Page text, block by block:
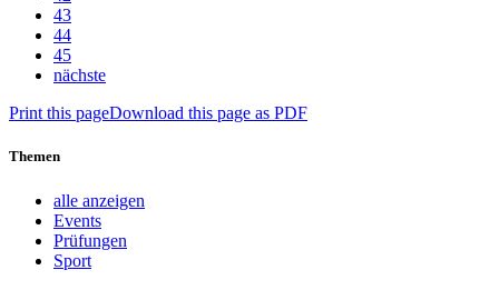
43
44
45
nächste
Print this pageDownload this page as PDF
Themen
alle anzeigen
Events
Prüfungen
Sport